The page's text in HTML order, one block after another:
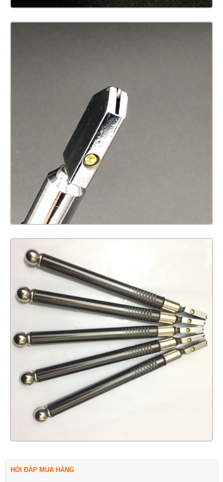
HỎI ĐÁP MUA HÀNG